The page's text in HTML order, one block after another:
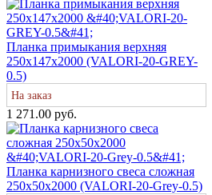
Планка примыкания верхняя
250х147х2000 (VALORI-20-GREY-
0.5)
На заказ
1 271.00 руб.
Планка карнизного свеса сложная
250х50х2000 (VALORI-20-Grey-0.5)